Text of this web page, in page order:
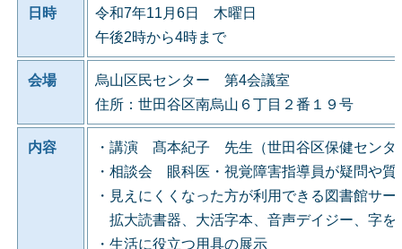
日時
令和7年11月6日 木曜日
午後2時から4時まで
会場
烏山区民センター 第4会議室
住所：世田谷区南烏山６丁目２番１９号
内容
・講演 髙本紀子 先生（世田谷区保健センタ
・相談会 眼科医・視覚障害指導員が疑問や質
・見えにくくなった方が利用できる図書館サ
拡大読書器、大活字本、音声デイジー、字
・生活に役立つ用具の展示